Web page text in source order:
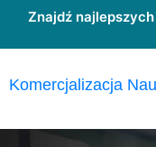
Przejdź
treści
Znajdź
Komercjalizacja